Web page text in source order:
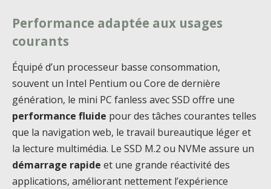
Performance adaptée aux usages
courants
Équipé d’un processeur basse consommation,
souvent un Intel Pentium ou Core de dernière
génération, le mini PC fanless avec SSD offre une
performance fluide pour des tâches courantes telles
que la navigation web, le travail bureautique léger et
la lecture multimédia. Le SSD M.2 ou NVMe assure un
démarrage rapide et une grande réactivité des
applications, améliorant nettement l’expérience